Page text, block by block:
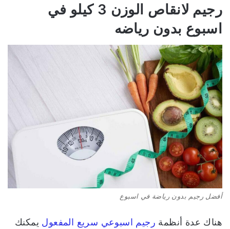
رجيم لانقاص الوزن 3 كيلو في
اسبوع بدون رياضه
أفضل رجيم بدون رياضة في اسبوع
هناك عدة أنظمة رجيم اسبوعي سريع المفعول يمكنك